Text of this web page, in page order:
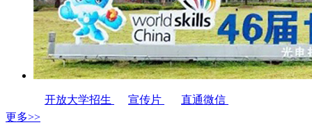
开放大学招生 宣传片
更多>>